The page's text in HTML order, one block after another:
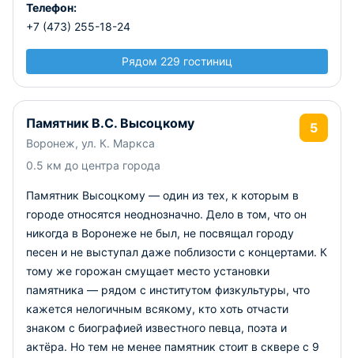
Телефон:
+7 (473) 255-18-24
Рядом 229 гостиниц
Памятник В.С. Высоцкому
Воронеж, ул. К. Маркса
0.5 км до центра города
5
Памятник Высоцкому — один из тех, к которым в
городе относятся неоднозначно. Дело в том, что он
никогда в Воронеже не был, не посвящал городу
песен и не выступал даже поблизости с концертами. К
тому же горожан смущает место установки
памятника — рядом с институтом физкультуры, что
кажется нелогичным всякому, кто хоть отчасти
знаком с биографией известного певца, поэта и
актёра. Но тем не менее памятник стоит в сквере с 9